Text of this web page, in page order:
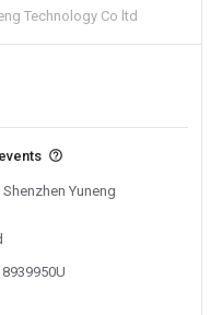
Technology Co ltd
Yuneng